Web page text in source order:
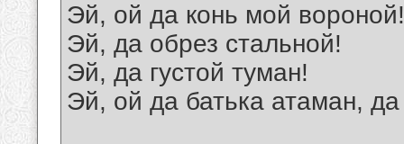
Эй, ой да конь мой вороной!
Эй, да обрез стальной!
Эй, да густой туман!
Эй, ой да батька атаман,